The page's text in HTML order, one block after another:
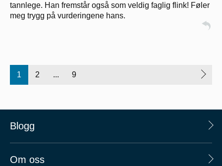
tannlege. Han fremstår også som veldig faglig flink! Føler
meg trygg på vurderingene hans.
1 2 ... 9
Blogg
Om oss